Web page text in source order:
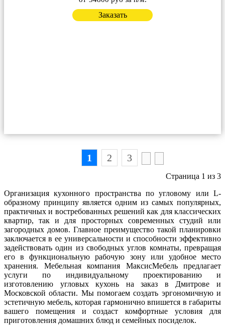
Заказать
1 2 3
Страница 1 из 3
Организация кухонного пространства по угловому или L-
образному принципу является одним из самых популярных,
практичных и востребованных решений как для классических
квартир, так и для просторных современных студий или
загородных домов. Главное преимущество такой планировки
заключается в ее универсальности и способности эффективно
задействовать один из свободных углов комнаты, превращая
его в функциональную рабочую зону или удобное место
хранения. Мебельная компания МаксисМебель предлагает
услуги по индивидуальному проектированию и
изготовлению угловых кухонь на заказ в Дмитрове и
Московской области. Мы помогаем создать эргономичную и
эстетичную мебель, которая гармонично впишется в габариты
вашего помещения и создаст комфортные условия для
приготовления домашних блюд и семейных посиделок.